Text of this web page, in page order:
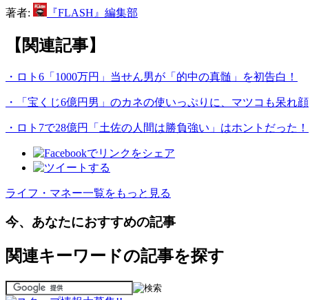
著者: 『FLASH』編集部
【関連記事】
・ロト6「1000万円」当せん男が「的中の真髄」を初告白！
・「宝くじ6億円男」のカネの使いっぷりに、マツコも呆れ顔
・ロト7で28億円「土佐の人間は勝負強い」はホントだった！
ライフ・マネー一覧をもっと見る
今、あなたにおすすめの記事
関連キーワードの記事を探す